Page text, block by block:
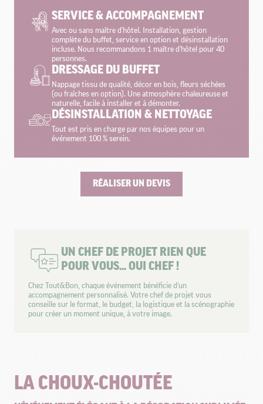
SERVICE & ACCOMPAGNEMENT
Avec ou sans maître d'hôtel. Installation, gestion
complète du buffet, service en option et désinstallation
incluse. Nous recommandons 1 maître d'hôtel pour 40
personnes.
DRESSAGE DU BUFFET
Nappage tissu de qualité, décor en bois, fleurs séchées
(ou fraîches en option). Une atmosphère chaleureuse et
naturelle, facile à installer et à démonter.
DÉSINSTALLATION & NETTOYAGE
Tout est pris en charge par nos équipes pour un
événement 100 % serein.
RÉALISER UN DEVIS
UN CHEF DE PROJET RIEN QUE
POUR VOUS... OUI CHEF !
Chez Tout&Bon, chaque événement bénéficie d'un
accompagnement personnalisé. Votre chef de projet vous
conseille sur le format, le budget, la logistique et la scénographie
pour créer un moment unique, à votre image.
LA CHOUX-CHOUTÉE